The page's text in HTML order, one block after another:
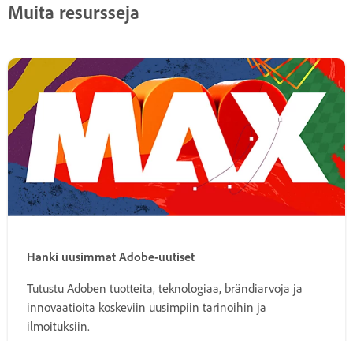
Muita resursseja
Hanki uusimmat Adobe-uutiset
Tutustu Adoben tuotteita, teknologiaa, brändiarvoja ja
innovaatioita koskeviin uusimpiin tarinoihin ja
ilmoituksiin.